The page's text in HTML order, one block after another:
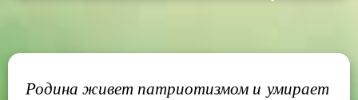
Родина живет патриотизмом и умирает